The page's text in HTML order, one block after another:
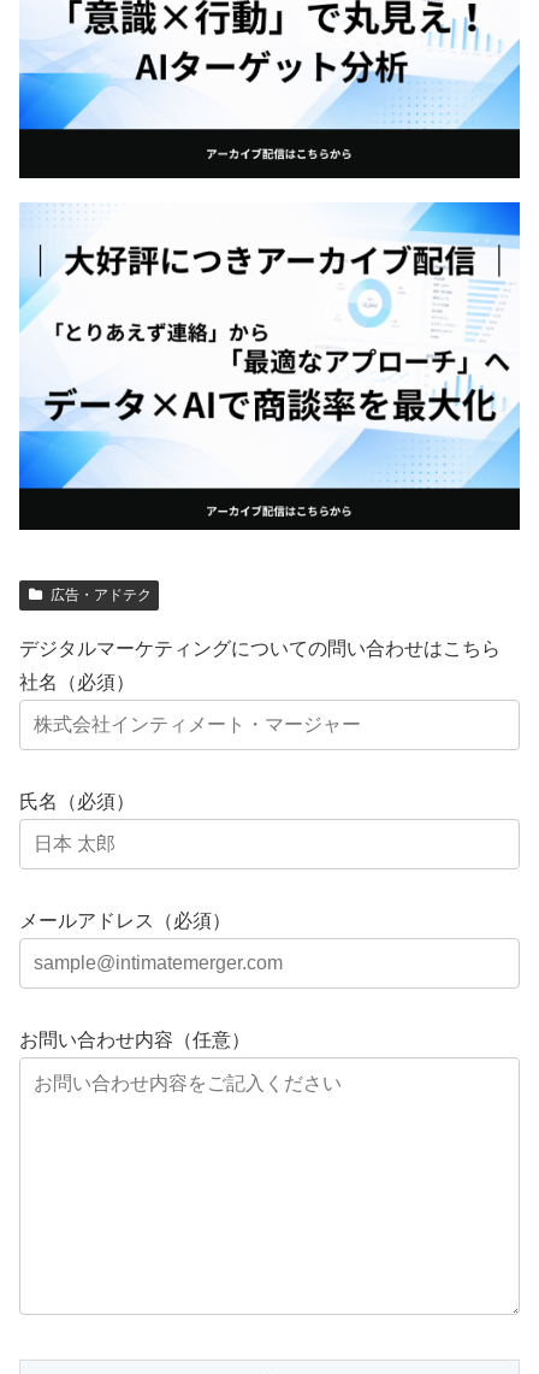
広告・アドテク
デジタルマーケティングについての問い合わせはこちら
社名（必須）
氏名（必須）
メールアドレス（必須）
お問い合わせ内容（任意）